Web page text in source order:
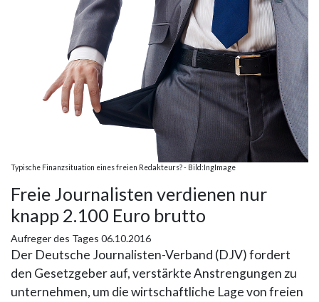
Typische Finanzsituation eines freien Redakteurs? - Bild:IngImage
Freie Journalisten verdienen nur
knapp 2.100 Euro brutto
Aufreger des Tages 06.10.2016
Der Deutsche Journalisten-Verband (DJV) fordert
den Gesetzgeber auf, verstärkte Anstrengungen zu
unternehmen, um die wirtschaftliche Lage von freien